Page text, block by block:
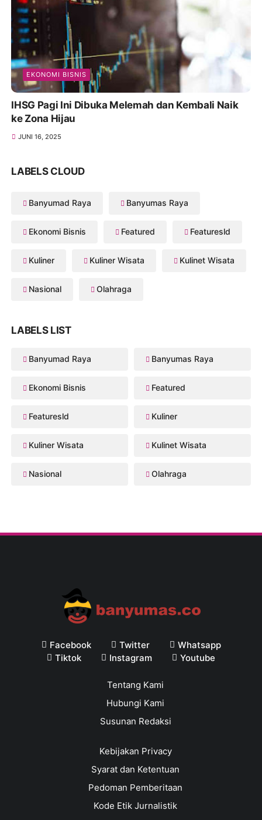
EKONOMI BISNIS
IHSG Pagi Ini Dibuka Melemah dan Kembali Naik
ke Zona Hijau
JUNI 16, 2025
LABELS CLOUD
Banyumad Raya Banyumas Raya
Ekonomi Bisnis Featured Featuresld
Kuliner Kuliner Wisata Kulinet Wisata
Nasional Olahraga
LABELS LIST
Banyumad Raya Banyumas Raya
Ekonomi Bisnis Featured
Featuresld Kuliner
Kuliner Wisata Kulinet Wisata
Nasional Olahraga
Facebook Twitter
Whatsapp
Tiktok
Instagram Youtube
Tentang Kami
Hubungi Kami
Susunan Redaksi
Kebijakan Privacy
Syarat dan Ketentuan
Pedoman Pemberitaan
Kode Etik Jurnalistik